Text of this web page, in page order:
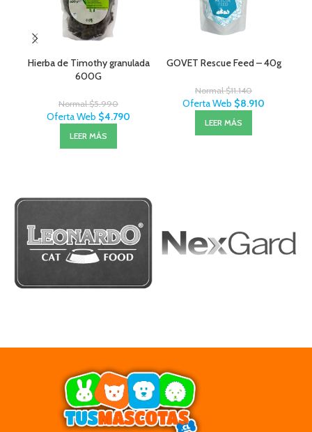
Hierba de Timothy granulada
600G
Normal$5.990
Oferta Web $4.790
LEER MÁS
GOVET Rescue Feed – 40g
Normal$11.140
Oferta Web $8.910
LEER MÁS